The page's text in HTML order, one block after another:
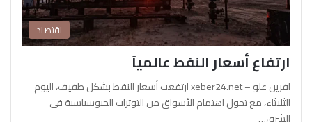
اقتصاد
ارتفاع أسعار النفط عالمياً
آفرين علو – xeber24.net ارتفعت أسعار النفط بشكل طفيف، اليوم
الثلاثاء، مع تحول اهتمام الأسواق من التوترات الجيوسياسية في